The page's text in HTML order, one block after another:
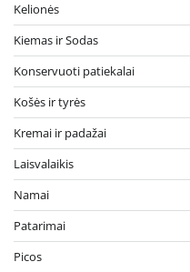
Kelionės
Kiemas ir Sodas
Konservuoti patiekalai
Košės ir tyrės
Kremai ir padažai
Laisvalaikis
Namai
Patarimai
Picos